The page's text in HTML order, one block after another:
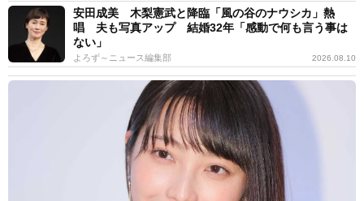
安田成美 木梨憲武と降臨「風の谷のナウシカ」熱
唱 夫も写真アップ 結婚32年「感動で何も言う事は
ない」
よろず～ニュース編集部 2026.08.10